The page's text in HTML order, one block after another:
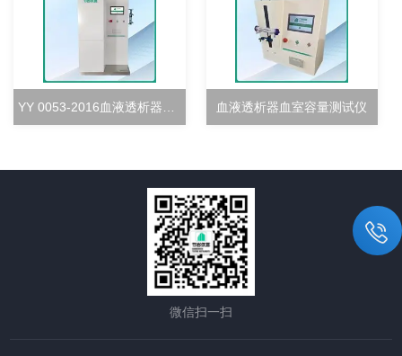
YY 0053-2016血液透析器超滤率测试仪 血液透析器血室容量测试仪
微信扫一扫